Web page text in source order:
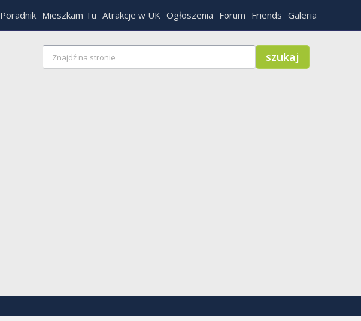
Poradnik Mieszkam Tu Atrakcje w UK Ogłoszenia Forum Friends Galeria